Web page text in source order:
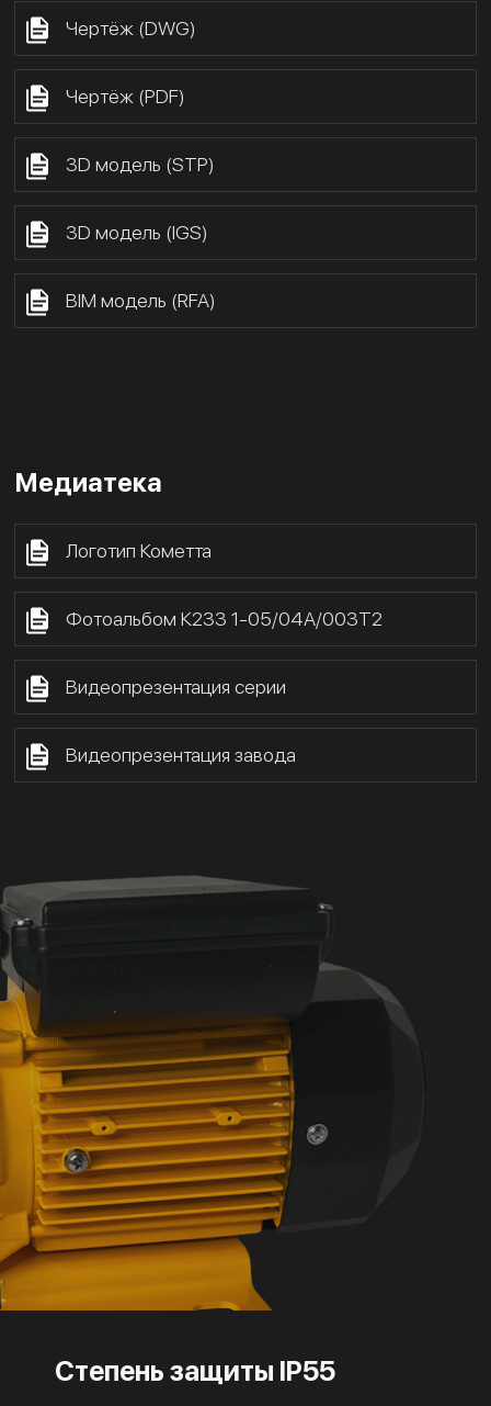
Чертёж (DWG)
Чертёж (PDF)
3D модель (STP)
3D модель (IGS)
BIM модель (RFA)
Медиатека
Логотип Кометта
Фотоальбом К233 1-05/04А/003Т2
Видеопрезентация серии
Видеопрезентация завода
Степень защиты IP55